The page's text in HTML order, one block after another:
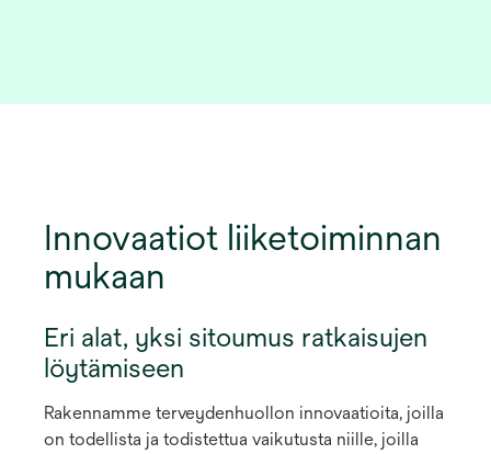
Innovaatiot liiketoiminnan
mukaan
Eri alat, yksi sitoumus ratkaisujen
löytämiseen
Rakennamme terveydenhuollon innovaatioita, joilla
on todellista ja todistettua vaikutusta niille, joilla